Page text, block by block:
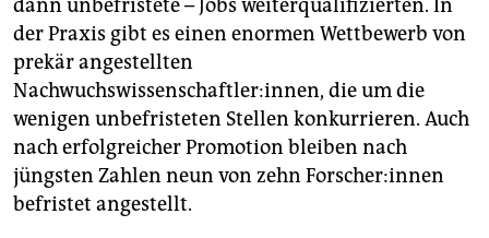
dann unbefristete – Jobs weiterqualifizierten. In
der Praxis gibt es einen enormen Wettbewerb von
prekär angestellten
Nachwuchswissenschaftler:innen, die um die
wenigen unbefristeten Stellen konkurrieren. Auch
nach erfolgreicher Promotion bleiben nach
jüngsten Zahlen neun von zehn For­sche­r:in­nen
befristet angestellt.